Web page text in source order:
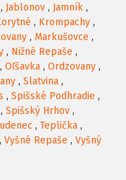
, Jablonov , Jamník ,
, Krompachy ,
, Markušovce ,
, Nižné Repaše ,
, Oľšavka , Ordzovany ,
, Slatvina ,
, Spišské Podhradie ,
, Spišský Hrhov ,
, Teplička ,
, Vyšné Repaše , Vyšný